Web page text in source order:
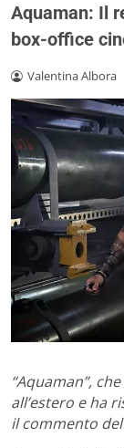
Aquaman: Il
box-office
Valentina Albora
“Aquaman”,
all’estero e ha
il commento del